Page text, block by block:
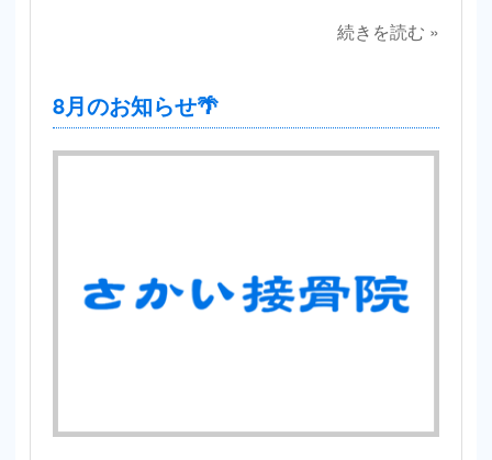
続きを読む »
8月のお知らせ🌴